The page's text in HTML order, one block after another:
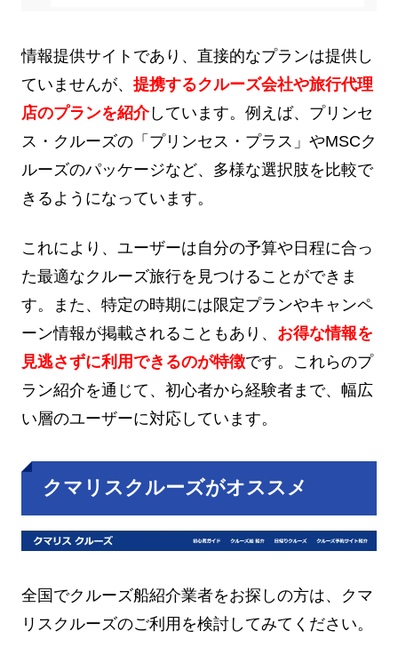
情報提供サイトであり、直接的なプランは提供し
ていませんが、 提携するクルーズ会社や旅行代理
店のプランを紹介しています。例えば、プリンセ
ス・クルーズの「プリンセス・プラス」やMSCク
ルーズのパッケージなど、多様な選択肢を比較で
きるようになっています。
これにより、ユーザーは自分の予算や日程に合っ
た最適なクルーズ旅行を見つけることができま
す。また、特定の時期には限定プランやキャンペ
ーン情報が掲載されることもあり、 お得な情報を
見逃さずに利用できるのが特徴です。これらのプ
ラン紹介を通じて、初心者から経験者まで、幅広
い層のユーザーに対応しています。
クマリスクルーズがオススメ
全国でクルーズ船紹介業者をお探しの方は、クマ
リスクルーズのご利用を検討してみてください。